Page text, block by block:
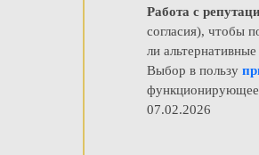
Работа с
согласия), чтобы
ли
Выбор в пользу
функционирующее
07.02.2026